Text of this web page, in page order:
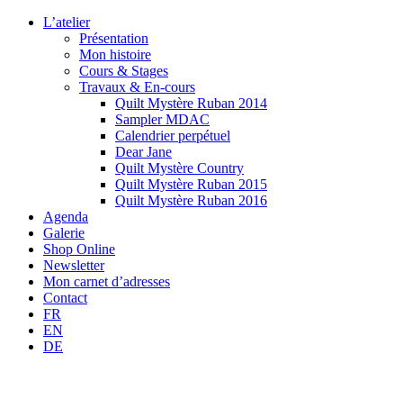
L’atelier
Présentation
Mon histoire
Cours & Stages
Travaux & En-cours
Quilt Mystère Ruban 2014
Sampler MDAC
Calendrier perpétuel
Dear Jane
Quilt Mystère Country
Quilt Mystère Ruban 2015
Quilt Mystère Ruban 2016
Agenda
Galerie
Shop Online
Newsletter
Mon carnet d’adresses
Contact
FR
EN
DE